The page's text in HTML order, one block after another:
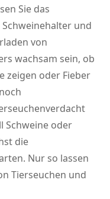
Sie das
und
von
wachsam sein, ob
zeigen oder Fieber
Schweine oder
die
Nur so lassen
Tierseuchen und